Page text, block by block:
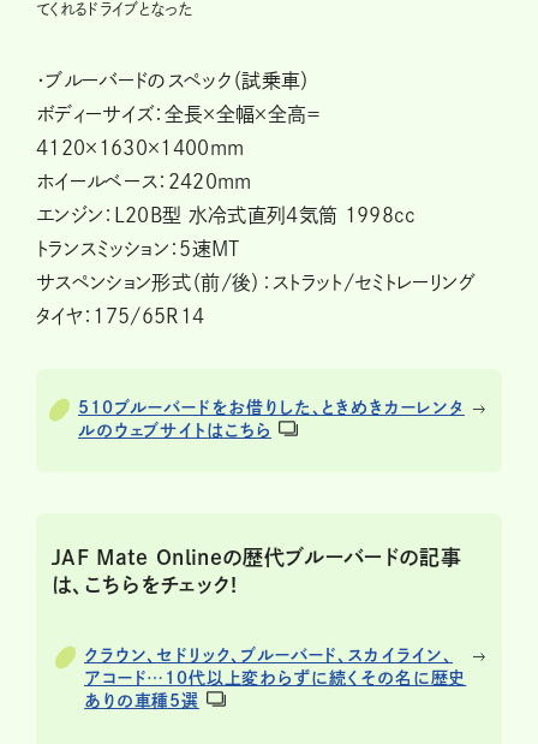
てくれるドライブとなった
・ブルーバードのスペック（試乗車）
ボディーサイズ：全長×全幅×全高＝
4120×1630×1400mm
ホイールベース：2420mm
エンジン：L20B型 水冷式直列4気筒 1998cc
トランスミッション：5速MT
サスペンション形式（前/後）：ストラット/セミトレーリング
タイヤ：175/65R14
510ブルーバードをお借りした、ときめきカーレンタ
ルのウェブサイトはこちら
JAF Mate Onlineの歴代ブルーバードの記事
は、こちらをチェック!
クラウン、セドリック、ブルーバード、スカイライン、
アコード…10代以上変わらずに続くその名に歴史
ありの車種5選